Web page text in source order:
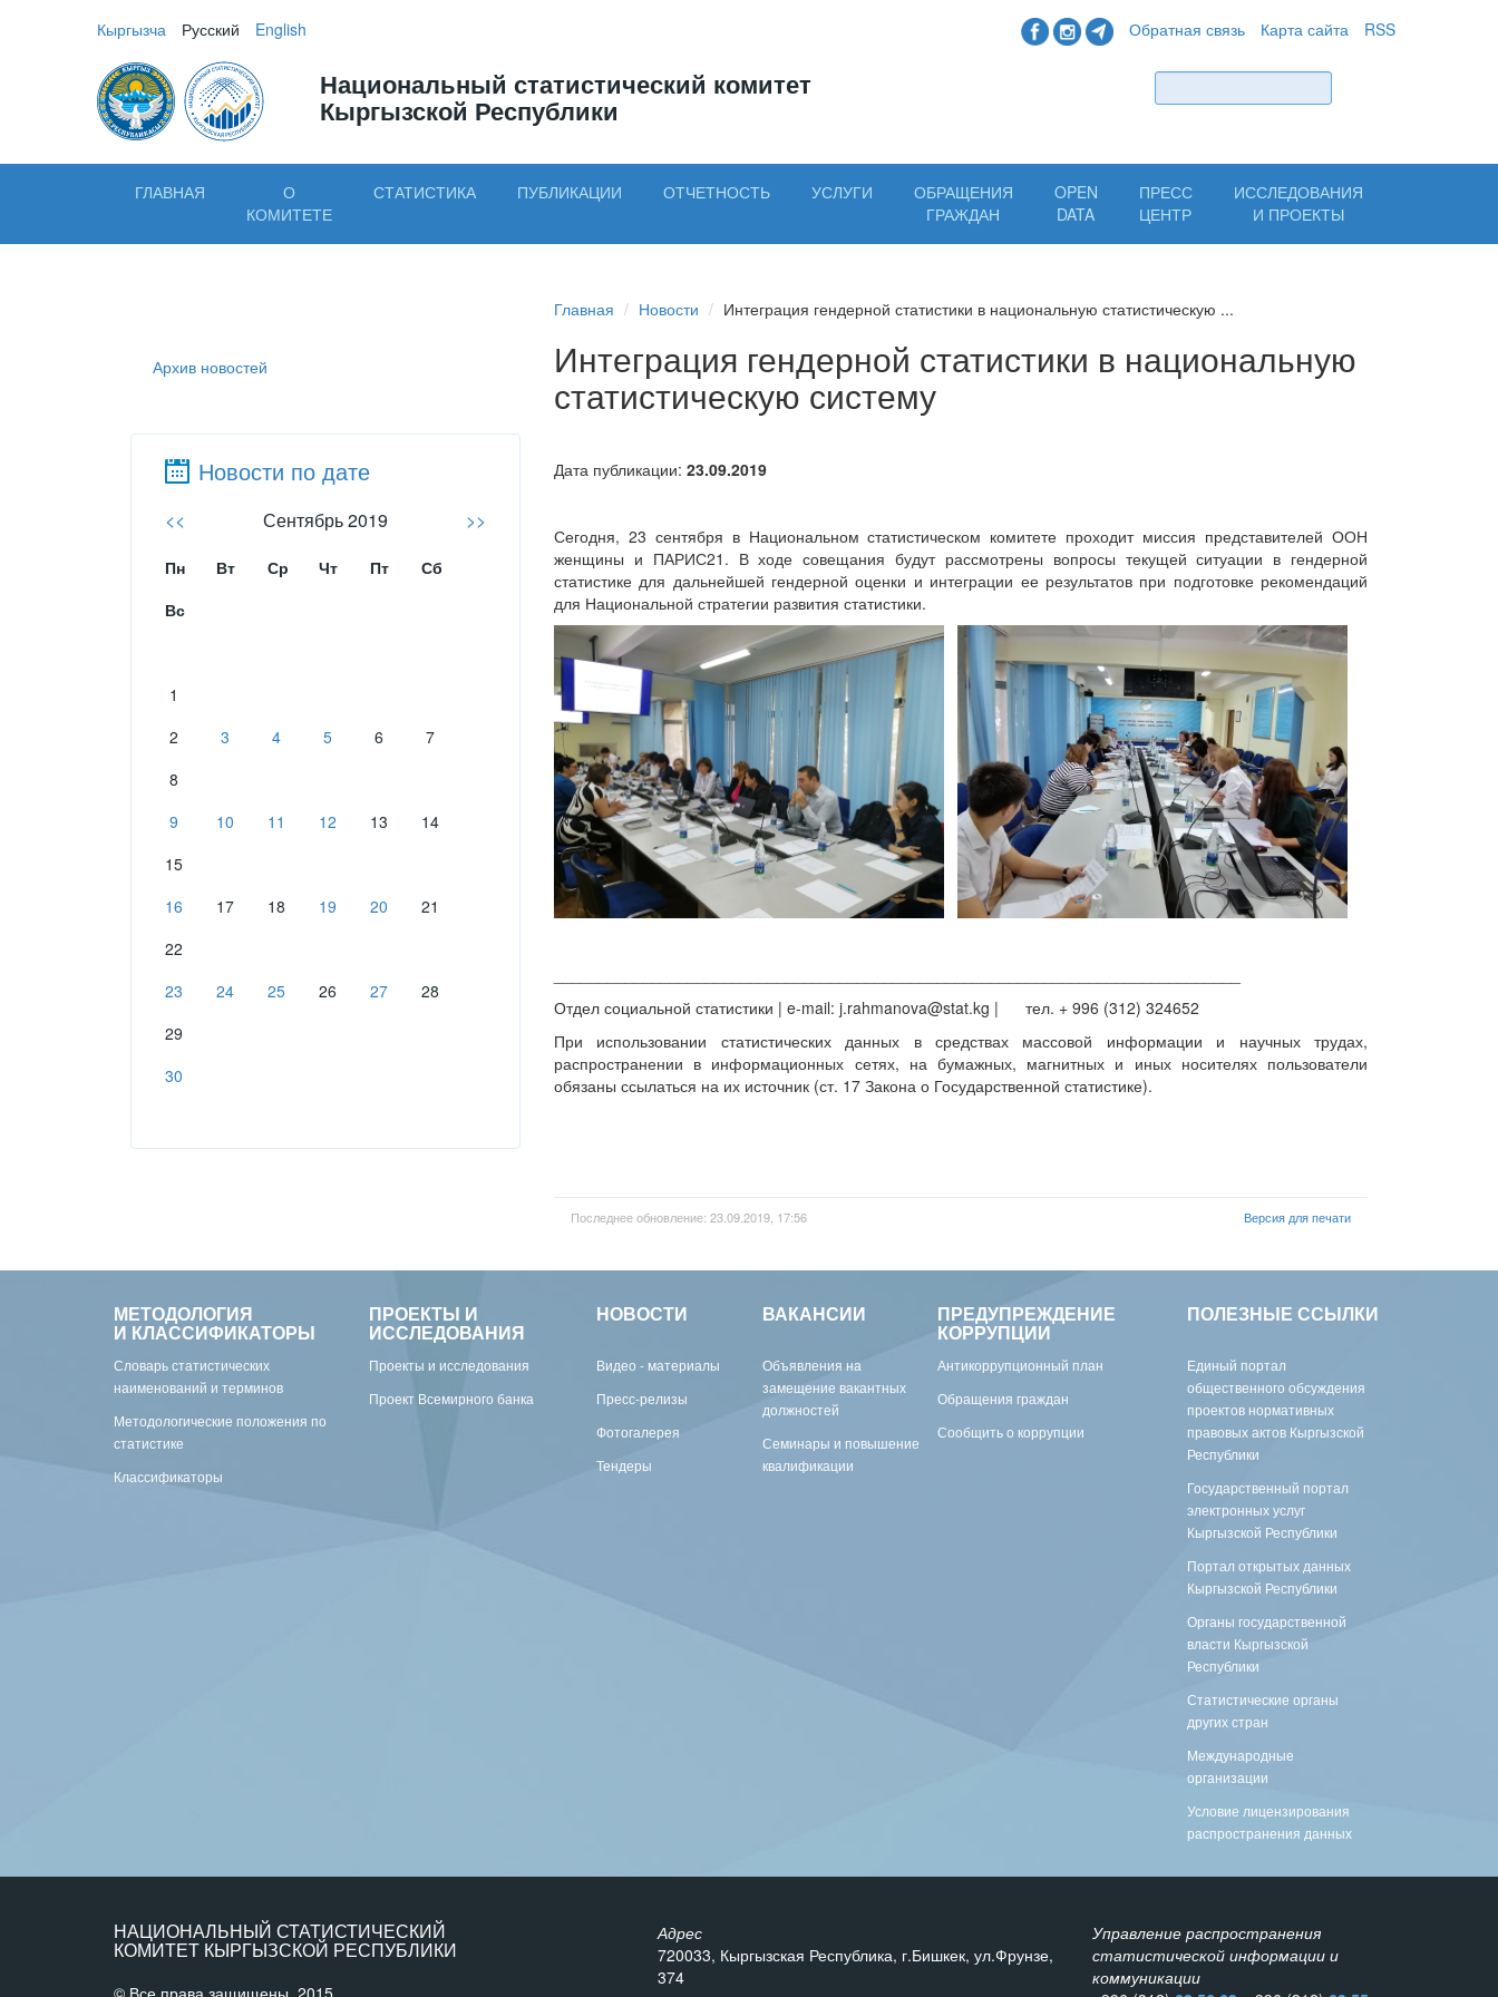
Кыргызча Русский English Обратная связь Карта сайта RSS
Национальный статистический комитет
Кыргызской Республики
ГЛАВНАЯ
О
КОМИТЕТЕ
СТАТИСТИКА ПУБЛИКАЦИИ ОТЧЕТНОСТЬ УСЛУГИ
ОБРАЩЕНИЯ
ГРАЖДАН
OPEN
DATA
ПРЕСС
ЦЕНТР
ИССЛЕДОВАНИЯ
И ПРОЕКТЫ
Архив новостей
Новости по дате
<< Сентябрь 2019 >>
Пн Вт Ср Чт Пт
Сб
Вс
1
2
3 4 5 6
7
8
9
10 11 12 13
14
15
16
17 18 19 20
21
22
23
24 25 26 27
28
29
30
Главная Новости Интеграция гендерной статистики в национальную статистическую ...
Интеграция гендерной статистики в национальную
статистическую систему
Дата публикации: 23.09.2019
Сегодня, 23 сентября в Национальном статистическом комитете проходит миссия представителей ООН
женщины и ПАРИС21. В ходе совещания будут рассмотрены вопросы текущей ситуации в гендерной
статистике для дальнейшей гендерной оценки и интеграции ее результатов при подготовке рекомендаций
для Национальной стратегии развития статистики.
Отдел социальной статистики | e-mail: j.rahmanova@stat.kg | тел. + 996 (312) 324652
При использовании статистических данных в средствах массовой информации и научных трудах,
распространении в информационных сетях, на бумажных, магнитных и иных носителях пользователи
обязаны ссылаться на их источник (ст. 17 Закона о Государственной статистике).
Последнее обновление: 23.09.2019, 17:56 Версия для печати
МЕТОДОЛОГИЯ
И КЛАССИФИКАТОРЫ
Словарь статистических
наименований и терминов
Методологические положения по
статистике
Классификаторы
ПРОЕКТЫ И
ИССЛЕДОВАНИЯ
Проекты и исследования
Проект Всемирного банка
НОВОСТИ
Видео - материалы
Пресс-релизы
Фотогалерея
Тендеры
ВАКАНСИИ
Объявления на
замещение вакантных
должностей
Семинары и повышение
квалификации
ПРЕДУПРЕЖДЕНИЕ
КОРРУПЦИИ
Антикоррупционный план
Обращения граждан
Сообщить о коррупции
ПОЛЕЗНЫЕ ССЫЛКИ
Единый портал
общественного обсуждения
проектов нормативных
правовых актов Кыргызской
Республики
Государственный портал
электронных услуг
Кыргызской Республики
Портал открытых данных
Кыргызской Республики
Органы государственной
власти Кыргызской
Республики
Статистические органы
других стран
Международные
организации
Условие лицензирования
распространения данных
НАЦИОНАЛЬНЫЙ СТАТИСТИЧЕСКИЙ
КОМИТЕТ КЫРГЫЗСКОЙ РЕСПУБЛИКИ
© Все права защищены, 2015
Адрес
720033, Кыргызская Республика, г.Бишкек, ул.Фрунзе,
374
Управление распространения
статистической информации и
коммуникации